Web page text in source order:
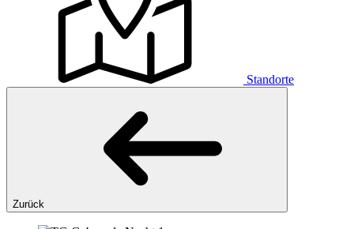
Standorte
Zurück